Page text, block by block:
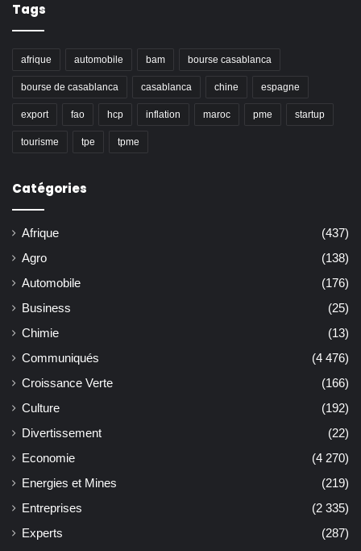
Tags
afrique automobile bam bourse casablanca
bourse de casablanca casablanca chine espagne
export fao hcp inflation maroc pme startup
tourisme tpe tpme
Catégories
Afrique
(437)
Agro
(138)
Automobile
(176)
Business
(25)
Chimie
(13)
Communiqués
(4 476)
Croissance Verte
(166)
Culture
(192)
Divertissement
(22)
Economie
(4 270)
Energies et Mines
(219)
Entreprises
(2 335)
Experts
(287)